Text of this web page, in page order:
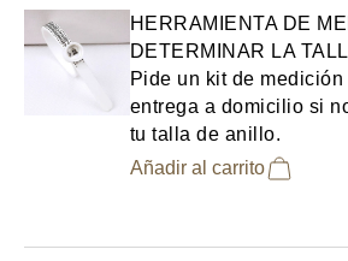
HERRAMIENTA DE
DETERMINAR LA
Pide un kit de medición
entrega a domicilio si
tu talla de anillo.
Añadir al carrito